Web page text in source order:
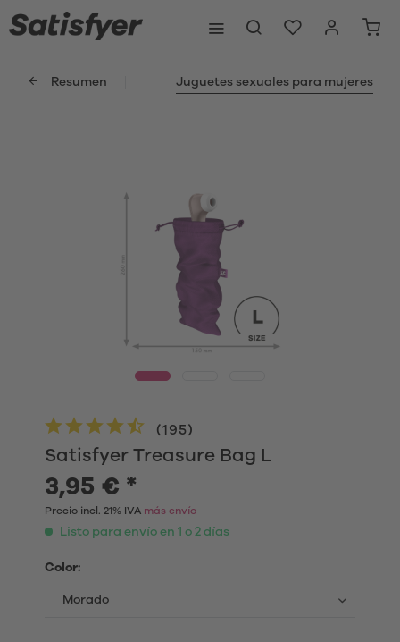
Resumen Juguetes sexuales para mujeres
Satisfyer Treasure Bag L
(195)
3,95 € *
Precio incl. 21% IVA más envío
Listo para envío en 1 o 2 días
Color: